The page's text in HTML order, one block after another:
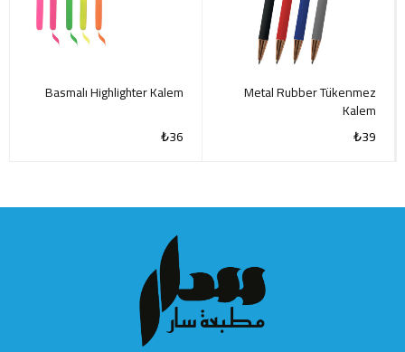
Metal Rubber Tükenmez
Kalem
₺39
Basmalı Highlighter Kalem
₺36